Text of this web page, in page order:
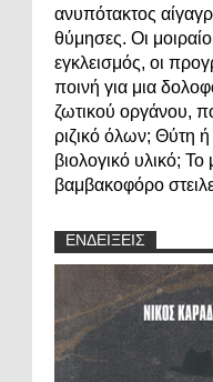
ανυπότακτος
θύμησες. Οι
εγκλεισμός, οι
ποινή για μια
ζωτικού οργάνου,
ριζικό όλων; Θύτη
βιολογικό υλικό;
βαμβακοφόρο
ΕΝΔΕΙΞΕΙΣ